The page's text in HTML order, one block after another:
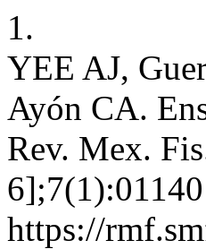
1.
YEE AJ,
Ayón CA.
Rev. Mex.
https://